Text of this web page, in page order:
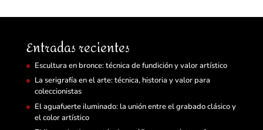
Entradas recientes
Escultura en bronce: técnica de fundición y valor artístico
La serigrafía en el arte: técnica, historia y valor para
coleccionistas
El aguafuerte iluminado: la unión entre el grabado clásico y
el color artístico